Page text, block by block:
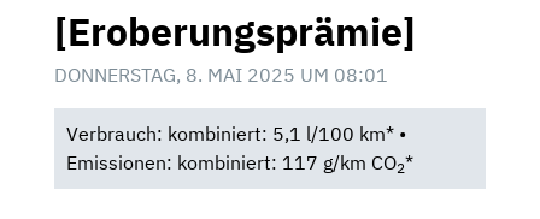
[Eroberungsprämie]
DONNERSTAG, 8. MAI 2025 UM 08:01
Verbrauch: kombiniert: 5,1 l/100 km* •
Emissionen: kombiniert: 117 g/km CO2*